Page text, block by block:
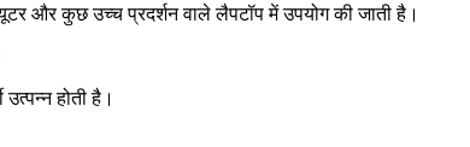
और कुछ उच्च प्रदर्शन वाले लैपटॉप में उपयोग की जाती है।
होती है।